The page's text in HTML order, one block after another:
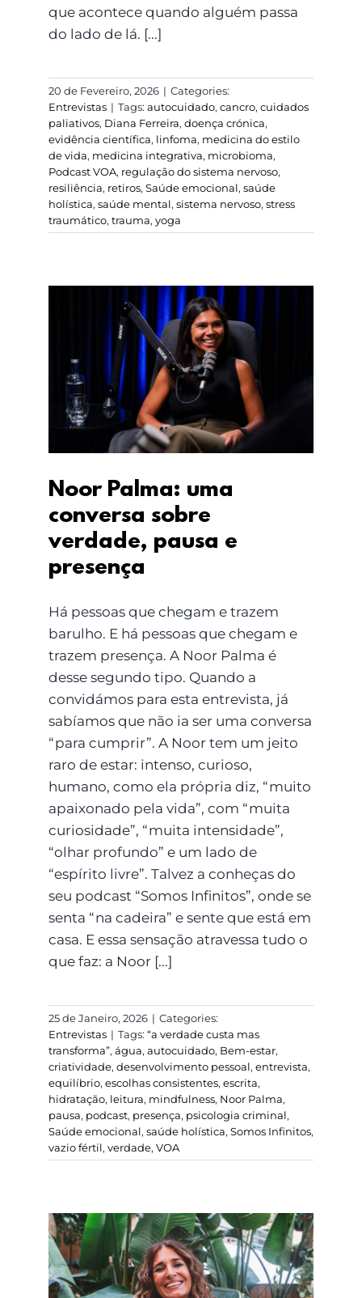
que acontece quando alguém passa
do lado de lá. [...]
20 de Fevereiro, 2026 | Categories:
Entrevistas | Tags: autocuidado, cancro, cuidados
paliativos, Diana Ferreira, doença crónica,
evidência científica, linfoma, medicina do estilo
de vida, medicina integrativa, microbioma,
Podcast VOA, regulação do sistema nervoso,
resiliência, retiros, Saúde emocional, saúde
holística, saúde mental, sistema nervoso, stress
traumático, trauma, yoga
Noor Palma: uma
conversa sobre
verdade, pausa e
presença
Noor Palma: uma
conversa sobre
verdade, pausa e
presença
Há pessoas que chegam e trazem
barulho. E há pessoas que chegam e
trazem presença. A Noor Palma é
desse segundo tipo. Quando a
convidámos para esta entrevista, já
sabíamos que não ia ser uma conversa
“para cumprir”. A Noor tem um jeito
raro de estar: intenso, curioso,
humano, como ela própria diz, “muito
apaixonado pela vida”, com “muita
curiosidade”, “muita intensidade”,
“olhar profundo” e um lado de
“espírito livre”. Talvez a conheças do
seu podcast “Somos Infinitos”, onde se
senta “na cadeira” e sente que está em
casa. E essa sensação atravessa tudo o
que faz: a Noor [...]
25 de Janeiro, 2026 | Categories:
Entrevistas | Tags: “a verdade custa mas
transforma”, água, autocuidado, Bem-estar,
criatividade, desenvolvimento pessoal, entrevista,
equilíbrio, escolhas consistentes, escrita,
hidratação, leitura, mindfulness, Noor Palma,
pausa, podcast, presença, psicologia criminal,
Saúde emocional, saúde holística, Somos Infinitos,
vazio fértil, verdade, VOA
Alimentação e emoção: